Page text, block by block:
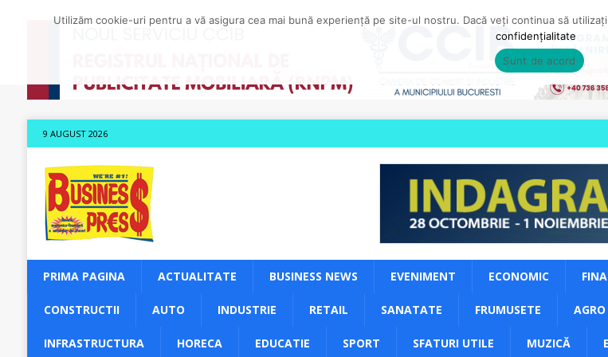
9 AUGUST 2026
PRIMA PAGINA ACTUALITATE BUSINESS NEWS EVENIMENT ECONOMIC
CONSTRUCTII AUTO INDUSTRIE RETAIL SANATATE FRUMUSETE
INFRASTRUCTURA HORECA EDUCATIE SPORT SFATURI UTILE MUZICĂ
Utilizăm cookie-uri pentru a vă asigura cea mai bună experiență pe site-ul nostru. Dacă veți continua să
confidențialitate
Sunt de acord